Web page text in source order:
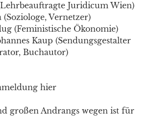
Juridicum Wien)
(Soziologe, Vernetzer)
(Feministische Ökonomie)
Kaup (Sendungsgestalter
Buchautor)
hier
großen Andrangs wegen ist für